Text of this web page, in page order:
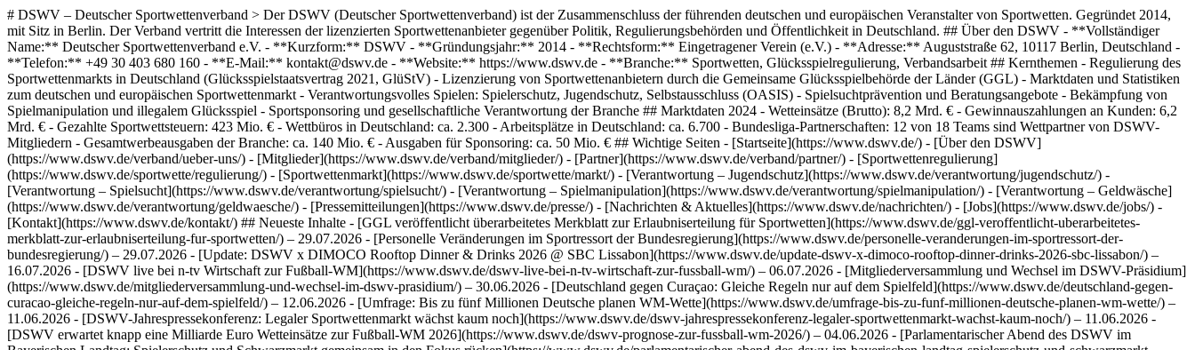
# DSWV – Deutscher Sportwettenverband > Der DSWV (Deutscher Sportwettenverband) ist der Zusammenschluss der führenden deutschen und europäischen Veranstalter von Sportwetten. Gegründet 2014, mit Sitz in Berlin. Der Verband vertritt die Interessen der lizenzierten Sportwettenanbieter gegenüber Politik, Regulierungsbehörden und Öffentlichkeit in Deutschland. ## Über den DSWV - **Vollständiger Name:** Deutscher Sportwettenverband e.V. - **Kurzform:** DSWV - **Gründungsjahr:** 2014 - **Rechtsform:** Eingetragener Verein (e.V.) - **Adresse:** Auguststraße 62, 10117 Berlin, Deutschland - **Telefon:** +49 30 403 680 160 - **E-Mail:** kontakt@dswv.de - **Website:** https://www.dswv.de - **Branche:** Sportwetten, Glücksspielregulierung, Verbandsarbeit ## Kernthemen - Regulierung des Sportwettenmarkts in Deutschland (Glücksspielstaatsvertrag 2021, GlüStV) - Lizenzierung von Sportwettenanbietern durch die Gemeinsame Glücksspielbehörde der Länder (GGL) - Marktdaten und Statistiken zum deutschen und europäischen Sportwettenmarkt - Verantwortungsvolles Spielen: Spielerschutz, Jugendschutz, Selbstausschluss (OASIS) - Spielsuchtprävention und Beratungsangebote - Bekämpfung von Spielmanipulation und illegalem Glücksspiel - Sportsponsoring und gesellschaftliche Verantwortung der Branche ## Marktdaten 2024 - Wetteinsätze (Brutto): 8,2 Mrd. € - Gewinnauszahlungen an Kunden: 6,2 Mrd. € - Gezahlte Sportwettsteuern: 423 Mio. € - Wettbüros in Deutschland: ca. 2.300 - Arbeitsplätze in Deutschland: ca. 6.700 - Bundesliga-Partnerschaften: 12 von 18 Teams sind Wettpartner von DSWV-Mitgliedern - Gesamtwerbeausgaben der Branche: ca. 140 Mio. € - Ausgaben für Sponsoring: ca. 50 Mio. € ## Wichtige Seiten - [Startseite](https://www.dswv.de/) - [Über den DSWV](https://www.dswv.de/verband/ueber-uns/) - [Mitglieder](https://www.dswv.de/verband/mitglieder/) - [Partner](https://www.dswv.de/verband/partner/) - [Sportwettenregulierung](https://www.dswv.de/sportwette/regulierung/) - [Sportwettenmarkt](https://www.dswv.de/sportwette/markt/) - [Verantwortung – Jugendschutz](https://www.dswv.de/verantwortung/jugendschutz/) - [Verantwortung – Spielsucht](https://www.dswv.de/verantwortung/spielsucht/) - [Verantwortung – Spielmanipulation](https://www.dswv.de/verantwortung/spielmanipulation/) - [Verantwortung – Geldwäsche](https://www.dswv.de/verantwortung/geldwaesche/) - [Pressemitteilungen](https://www.dswv.de/presse/) - [Nachrichten & Aktuelles](https://www.dswv.de/nachrichten/) - [Jobs](https://www.dswv.de/jobs/) - [Kontakt](https://www.dswv.de/kontakt/) ## Neueste Inhalte - [GGL veröffentlicht überarbeitetes Merkblatt zur Erlaubniserteilung für Sportwetten](https://www.dswv.de/ggl-veroffentlicht-uberarbeitetes-merkblatt-zur-erlaubniserteilung-fur-sportwetten/) – 29.07.2026 - [Personelle Veränderungen im Sportressort der Bundesregierung](https://www.dswv.de/personelle-veranderungen-im-sportressort-der-bundesregierung/) – 29.07.2026 - [Update: DSWV x DIMOCO Rooftop Dinner & Drinks 2026 @ SBC Lissabon](https://www.dswv.de/update-dswv-x-dimoco-rooftop-dinner-drinks-2026-sbc-lissabon/) – 16.07.2026 - [DSWV live bei n-tv Wirtschaft zur Fußball-WM](https://www.dswv.de/dswv-live-bei-n-tv-wirtschaft-zur-fussball-wm/) – 06.07.2026 - [Mitgliederversammlung und Wechsel im DSWV-Präsidium](https://www.dswv.de/mitgliederversammlung-und-wechsel-im-dswv-prasidium/) – 30.06.2026 - [Deutschland gegen Curaçao: Gleiche Regeln nur auf dem Spielfeld](https://www.dswv.de/deutschland-gegen-curacao-gleiche-regeln-nur-auf-dem-spielfeld/) – 12.06.2026 - [Umfrage: Bis zu fünf Millionen Deutsche planen WM-Wette](https://www.dswv.de/umfrage-bis-zu-funf-millionen-deutsche-planen-wm-wette/) – 11.06.2026 - [DSWV-Jahrespressekonferenz: Legaler Sportwettenmarkt wächst kaum noch](https://www.dswv.de/dswv-jahrespressekonferenz-legaler-sportwettenmarkt-wachst-kaum-noch/) – 11.06.2026 - [DSWV erwartet knapp eine Milliarde Euro Wetteinsätze zur Fußball-WM 2026](https://www.dswv.de/dswv-prognose-zur-fussball-wm-2026/) – 04.06.2026 - [Parlamentarischer Abend des DSWV im Bayerischen Landtag: Spielerschutz und Schwarzmarkt gemeinsam in den Fokus rücken](https://www.dswv.de/parlamentarischer-abend-des-dswv-im-bayerischen-landtag-spielerschutz-und-schwarzmarkt-gemeinsam-in-den-fokus-rucken/) – 23.04.2026 - [Mitglieder-Newsletter | März 2026](https://www.dswv.de/mitglieder-newsletter-marz-2026/) – 02.04.2026 - [Glücksspiel-Symposium in Hohenheim: Wichtige Impulse, aber einseitiges Gesamtbild](https://www.dswv.de/glucksspiel-symposium-in-hohenheim-wichtige-impulse-aber-einseitiges-gesamtbild/) – 27.03.2026 - [Nationale Plattform: DSWV bringt Branchenperspektive zur Integrität des Sports ein](https://www.dswv.de/nationale-plattform-dswv-bringt-branchenperspektive-zur-integritat-des-sports-ein/) – 26.03.2026 - [Schufa-G: Verbände unterstützen VG Halle mit Amici-Curiae-Schreiben und neuem Gutachten](https://www.dswv.de/schufa-g-verbande-unterstutzen-vg-halle-mit-amici-curiae-schreiben-und-neuem-gutachten/) – 21.03.2026 - [EuGH-Generalanwalt: Keine Rückforderungen gegen geduldete Sportwettanbieter](https://www.dswv.de/eugh-generalanwalt-keine-ruckforderungen-gegen-geduldete-sportwettanbieter/) – 20.03.2026 - [DSWV-Präsident Dahms im WestLotto Podcast SpielStudio](https://www.dswv.de/dswv-prasident-dahms-im-westlotto-podcast-spielstudio/) – 19.03.2026 - [Glücksspiel-Survey 2025 veröffentlicht](https://www.dswv.de/glucksspiel-survey-2025-veroffentlicht/) – 13.03.2026 - [Mitglieder-Newsletter | Januar 2026](https://www.dswv.de/mitglieder-newsletter-januar-2026/) – 30.01.2026 - [Auch CDU Rheinland-Pfalz benennt Ziele für Glücksspielregulierung im Wahlprogramm](https://www.dswv.de/auch-cdu-rheinland-pfalz-benennt-ziele-fur-glucksspielregulierung-im-wahlprogramm/) – 28.01.2026 - [DSWV im Deutschlandfunk](https://www.dswv.de/dswv-im-deutschlandfunk/) – 26.01.2026 ## Pressemitteilungen - [DSWV begrüßt impulsQ als neuen assoziierten Partner](https://www.dswv.de/dswv-begrusst-impulsq-als-neuen-assoziierten-partner/) – 02.09.2025 - [Bundesliga-Umfrage: Nervenkitzel und spannendere Spiele sind das Hauptmotiv für Sportwetten](https://www.dswv.de/bundesliga-umfrage-hauptmotiv-fur-sportwetten/) – 21.08.2025 - [Zahl illegaler Sportwetten-Webseiten steigt um 36 Prozent – DSWV fordert Maßnahmen gegen wachsenden Schwarzmarkt](https://www.dswv.de/zahl-illegaler-sportwetten-webseiten-steigt-um-36-prozent-dswv-fordert-massnahmen-gegen-wachsenden-schwarzmarkt/) – 27.06.2025 - [Wachsender Schwarzmarkt: DSWV fordert Neuausrichtung der Regulierung](https://www.dswv.de/wachsender-schwarzmarkt-dswv-fordert-neuausrichtung-der-regulierung/) – 15.02.2024 - [Jahrespressekonferenz 2024](https://www.dswv.de/jahrespressekonferenz-2024/) – 12.02.2024 - [Neue Studie: Glücksspielstaatsvertrag verfehlt Ziele](https://www.dswv.de/neue-studie-glucksspielstaatsvertrag-verfehlt-ziele/) – 21.11.2023 - [Luise Evers ist neue Pressesprecherin des DSWV](https://www.dswv.de/luise-evers-ist-neue-pressesprecherin-des-dswv/) – 25.10.2023 - [Spielerisch das eigene Risiko testen](https://www.dswv.de/spielerisch-das-eigene-risiko-testen/) – 27.09.2023 - [Glücksspiel-Survey 2021: Keine Rückschlüsse über Wirkung des Staatsvertrags möglich](https://www.dswv.de/glucksspiel-survey-2021-keine-ruckschlusse-uber-wirkung-des-staatsvertrags-moglich/) – 23.08.2023 - [Spielerschutz: DSWV finanziert Beratungshotline der Bundeszentrale für Gesundheitliche Aufklärung](https://www.dswv.de/spielerschutz-dswv-finanziert-beratungshotline-der-bundeszentrale-fur-gesundheitliche-aufklarung/) – 17.07.2023 - [Tiptorro tritt dem Deutschen Sportwettenverband bei](https://www.dswv.de/tiptorro-tritt-dem-deutschen-sportwettenverband-bei/) – 14.07.2023 - [Zahlen der Spielersperrdatei OASIS müssen differenziert betrachtet werden: „Mehr Spielersperren bedeuten nicht mehr Spielsüchtige, sondern mehr geschützte Spieler.“](https://www.dswv.de/zahlen-der-spielersperrdatei-oasis-mussen-differenziert-betrachtet-werden-mehr-spielersperren-bedeuten-nicht-mehr-spielsuchtige-sondern-mehr-geschutzte-spieler/) – 06.06.2023 - [Richtigstellung Kennzahlen zum Sportwettenmarkt](https://www.dswv.de/richtigstellung-marktkennzahlen/) – 27.04.2023 - [Statement des Deutschen Sportwettenverbandes zur bundesweiten Großrazzia](https://www.dswv.de/dswv-statement-zur-bundesweiten-grossrazzia/) – 20.04.2023 - [Fehlentwicklung deutlich: DSWV fordert Umdenken bei Regulierung und Schwarzmarkt-Bekämpfung](https://www.dswv.de/fehlentwicklung-des-sportwettenmarktes-deutlich/) – 09.03.2023 - [Ankündigung: DSWV-Jahrespressekonferenz 2023](https://www.dswv.de/ankundigung-jahrespressekonferenz-2023/) – 01.03.2023 - [Mindway AI ist neuer Partner des Deutschen Sportwettenverbandes](https://www.dswv.de/mindway-ai-ist-neuer-partner-des-deutschen-sportwettenverbandes/) – 02.02.2023 - [PlayCherry ist neues Mitglied im Deutschen Sportwettenverband](https://www.dswv.de/playcherry-ist-neues-mitglied-im-deutschen-sportwettenverband/) – 19.12.2022 - [Deutscher Sportwettenverband gewinnt bei den Global Regulatory Awards](https://www.dswv.de/deutscher-sportwettenverband-gewinnt-bei-den-global-regulatory-awards/) – 01.12.2022 - [Angekündigte Schließung von Wettbüros in Bremen: Politisch motivierte Willküraktion](https://www.dswv.de/angekundigte-schliessung-von-wettburos-in-bremen-politisch-motivierte-willkuraktion/) – 27.07.2022 ## Feeds - Alle Beiträge (RSS/XML): https://www.dswv.de/alle-posts/ - Pressemitteilungen (RSS/XML): https://www.dswv.de/pressemitteilungen/ ## Rechtliche Einordnung Die Mitgliedsunternehmen des DSWV sind lizenzierte Sportwettenanbieter gemäß dem Glücksspielstaatsvertrag (GlüStV 2021). Der DSWV setzt sich für ein reguliertes, legales Sportwettenangebot mit starkem Verbraucherschutz ein. Zuständige Aufsichtsbehörde ist die Gemeinsame Glücksspielbehörde der Länder (GGL). ## Social Media & Kontakt - Twitter/X: https://twitter.com/dswv - LinkedIn: https://www.linkedin.com/company/deutscher-sportwet